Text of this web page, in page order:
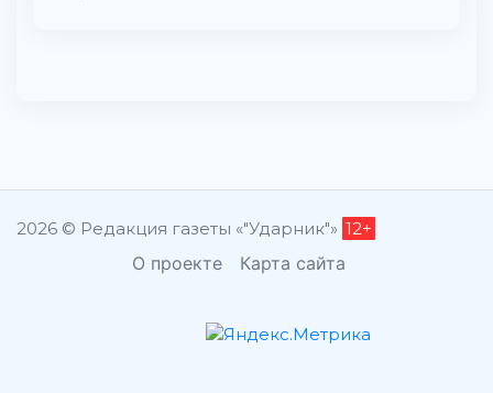
2026 © Редакция газеты «"Ударник"» 12+
О проекте Карта сайта